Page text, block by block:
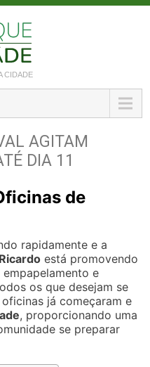
CIDADE
AGITAM
DIA 11
de
rapidamente e a
está promovendo
e
os que desejam se
já começaram e
, proporcionando uma
se preparar